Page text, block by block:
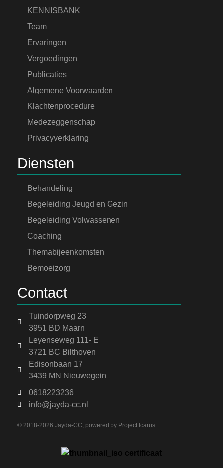
KENNISBANK
Team
Ervaringen
Vergoedingen
Publicaties
Algemene Voorwaarden
Klachtenprocedure
Medezeggenschap
Privacyverklaring
Diensten
Behandeling
Begeleiding Jeugd en Gezin
Begeleiding Volwassenen
Coaching
Themabijeenkomsten
Bemoeizorg
Contact
Tuindorpweg 23
3951 BD Maarn
Leyenseweg 111- E
3721 BC Bilthoven
Edisonbaan 17
3439 MN Nieuwegein
0618223236
info@jayda-cc.nl
© 2018-2026 Jayda-CC, powered by Project Icarus